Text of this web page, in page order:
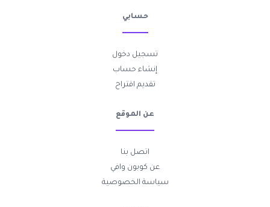
حسابي
تسجيل دخول
إنشاء حساب
تقديم اقتراح
عن الموقع
اتصل بنا
عن كوبون وافي
سياسة الخصوصية